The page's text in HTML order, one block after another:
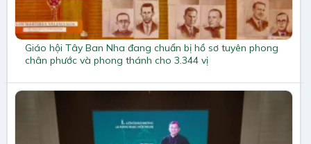
Giáo hội Tây Ban Nha đang chuẩn bị hồ sơ tuyên phong
chân phước và phong thánh cho 3.344 vị